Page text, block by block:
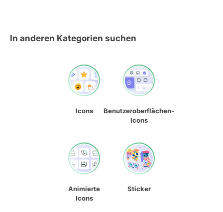
In anderen Kategorien suchen
Icons
Benutzeroberflächen-
Icons
Animierte
Icons
Sticker